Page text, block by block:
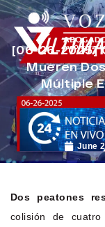
[06-26-2025]
Mueren
Múltiple
June
Dos peatones
colisión de